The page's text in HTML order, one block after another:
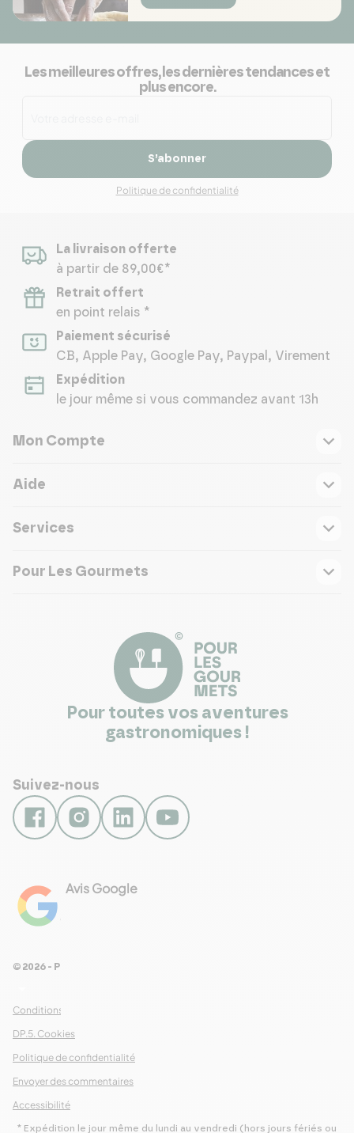
Les meilleures offres, les dernières tendances et
plus encore.
S’abonner
Politique de confidentialité
La livraison offerte
à partir de 89,00€*
Retrait offert
en point relais *
Paiement sécurisé
CB, Apple Pay, Google Pay, Paypal, Virement
Expédition
le jour même si vous commandez avant 13h
Mon Compte
Aide
Services
Pour Les Gourmets
Pour toutes vos aventures
gastronomiques !
Suivez-nous
Avis Google
Conditions Générales de Ventes
DP.5. Cookies
Politique de confidentialité
Envoyer des commentaires
Accessibilité
© 2026 - Pour Les Gourmets
* Expédition le jour même du lundi au vendredi (hors jours fériés ou